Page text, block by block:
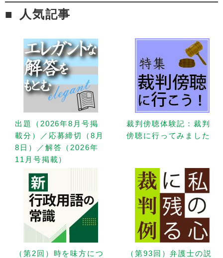
人気記事
出題（2026年8月号掲
載分）／応募締切（8月
8日）／解答（2026年
11月号掲載）
裁判傍聴体験記：裁判
傍聴に行ってみました
（第2回）時を味方につ
（第93回）弁護士の説